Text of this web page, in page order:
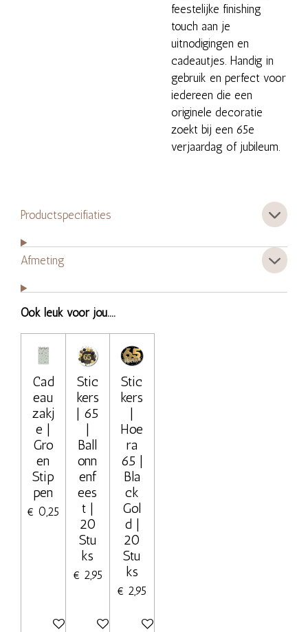
feestelijke finishing
touch aan je
uitnodigingen en
cadeautjes. Handig in
gebruik en perfect voor
iedereen die een
originele decoratie
zoekt bij een 65e
verjaardag of jubileum.
Productspecifiaties
Afmeting
Ook leuk voor jou....
Cad
eau
zakj
e |
Gro
en
Stip
pen
€ 0,25
In winkelwagen
Stic
kers
| 65
|
Ball
onn
enf
ees
t |
20
Stu
ks
€ 2,95
In winkelwagen
Stic
kers
|
Hoe
ra
65 |
Bla
ck
Gol
d |
20
Stu
ks
€ 2,95
In winkelwagen